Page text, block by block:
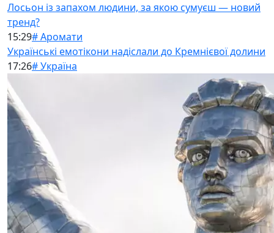
Лосьон із запахом людини, за якою сумуєш — новий
тренд?
15:29# Аромати
Українські емотікони надіслали до Кремнієвої долини
17:26# Україна